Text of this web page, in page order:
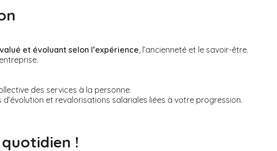
et évoluant selon l’expérience, l’ancienneté et le savoir-être.
des services à la personne.
et revalorisations salariales liées à votre progression.
!